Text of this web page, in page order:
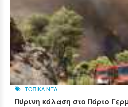
ΤΟΠΙΚΑ ΝΕΑ
Πύρινη κόλαση στο Πόρτο